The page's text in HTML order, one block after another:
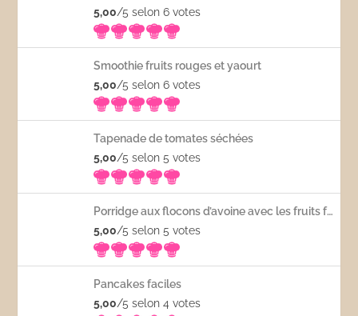
5,00/5 selon 6votes
Smoothie fruits rouges et yaourt
5,00/5 selon 6votes
Tapenade de tomates séchées
5,00/5 selon 5votes
Porridge aux flocons d’avoine avec les fruits frais
5,00/5 selon 5votes
Pancakes faciles
5,00/5 selon 4votes